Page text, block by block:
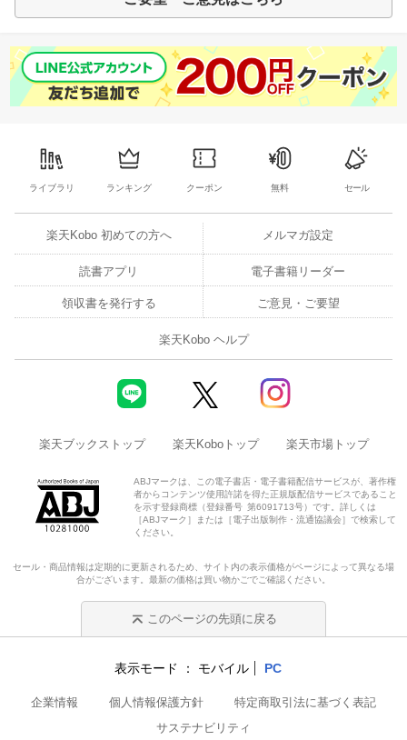
ライブラリ ランキング クーポン 無料 セール
楽天Kobo 初めての方へ メルマガ設定
読書アプリ 電子書籍リーダー
領収書を発行する ご意見・ご要望
楽天Kobo ヘルプ
楽天ブックストップ 楽天Koboトップ 楽天市場トップ
ABJマークは、この電子書店・電子書籍配信サービスが、著作権
者からコンテンツ使用許諾を得た正規版配信サービスであること
を示す登録商標（登録番号 第6091713号）です。詳しくは
［ABJマーク］または［電子出版制作・流通協議会］で検索して
ください。
セール・商品情報は定期的に更新されるため、サイト内の表示価格がページによって異なる場
合がございます。最新の価格は買い物かごでご確認ください。
このページの先頭に戻る
表示モード モバイル PC
企業情報 個人情報保護方針
特定商取引法に基づく表記
サステナビリティ